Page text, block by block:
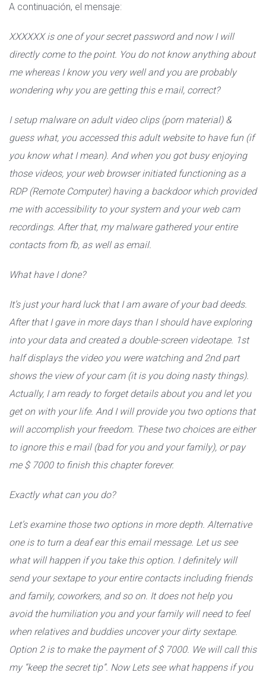
A continuación, el mensaje:
XXXXXX is one of your secret password and now I will
directly come to the point. You do not know anything about
me whereas I know you very well and you are probably
wondering why you are getting this e mail, correct?
I setup malware on adult video clips (porn material) &
guess what, you accessed this adult website to have fun (if
you know what I mean). And when you got busy enjoying
those videos, your web browser initiated functioning as a
RDP (Remote Computer) having a backdoor which provided
me with accessibility to your system and your web cam
recordings. After that, my malware gathered your entire
contacts from fb, as well as email.
What have I done?
It’s just your hard luck that I am aware of your bad deeds.
After that I gave in more days than I should have exploring
into your data and created a double-screen videotape. 1st
half displays the video you were watching and 2nd part
shows the view of your cam (it is you doing nasty things).
Actually, I am ready to forget details about you and let you
get on with your life. And I will provide you two options that
will accomplish your freedom. These two choices are either
to ignore this e mail (bad for you and your family), or pay
me $ 7000 to finish this chapter forever.
Exactly what can you do?
Let’s examine those two options in more depth. Alternative
one is to turn a deaf ear this email message. Let us see
what will happen if you take this option. I definitely will
send your sextape to your entire contacts including friends
and family, coworkers, and so on. It does not help you
avoid the humiliation you and your family will need to feel
when relatives and buddies uncover your dirty sextape.
Option 2 is to make the payment of $ 7000. We will call this
my “keep the secret tip”. Now Lets see what happens if you